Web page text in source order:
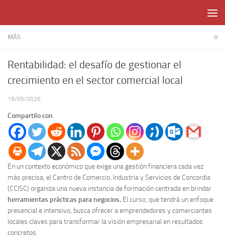
MÁS 0
Rentabilidad: el desafío de gestionar el
crecimiento en el sector comercial local
19/05/2026
Compartilo con
En un contexto económico que exige una gestión financiera cada vez
más precisa, el Centro de Comercio, Industria y Servicios de Concordia
(CCISC) organiza una nueva instancia de formación centrada en brindar
herramientas prácticas para negocios. El curso, que tendrá un enfoque
presencial e intensivo, busca ofrecer a emprendedores y comerciantes
locales claves para transformar la visión empresarial en resultados
concretos.